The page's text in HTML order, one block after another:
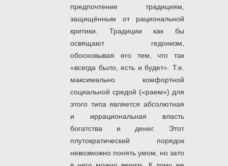
предпочтение традициям,
защищённым от рациональной
критики. Традиции как бы
освящают гедонизм,
обосновывая его тем, что так
«всегда было, есть и будет». Т.е.
максимально комфортной
социальной средой («раем») для
этого типа является абсолютная
и иррациональная власть
богатства и денег. Этот
плутократический порядок
невозможно понять умом, но зато